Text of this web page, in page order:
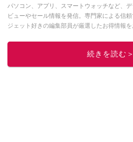
パソコン、アプリ、スマートウォッチなど、
ビューやセール情報を発信。専門家による信
ジェット好きの編集部員が厳選したお得情報を
このイチ
続きを読む＞